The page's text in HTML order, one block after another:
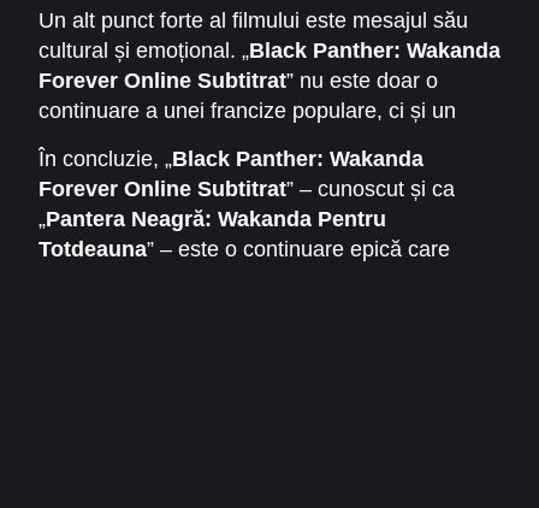
viață despre curaj și loialitate.
acțiunea, oferind un nivel ridicat de realism și
imersiune. Coloana sonoră adaugă profunzime
emoțională, acompaniind momentele de
tensiune și triumf ale personajelor.
Un alt punct forte al filmului este mesajul său
cultural și emoțional. „Black Panther: Wakanda
Forever Online Subtitrat” nu este doar o
continuare a unei francize populare, ci și un
uman. Filmul reușește să echilibreze
momentele de acțiune spectaculoasă cu cele de
reflecție și emoție, făcându-l potrivit atât pentru
fanii Marvel, cât și pentru publicul larg care
În concluzie, „Black Panther: Wakanda
Forever Online Subtitrat” – cunoscut și ca
„Pantera Neagră: Wakanda Pentru
Totdeauna” – este o continuare epică care